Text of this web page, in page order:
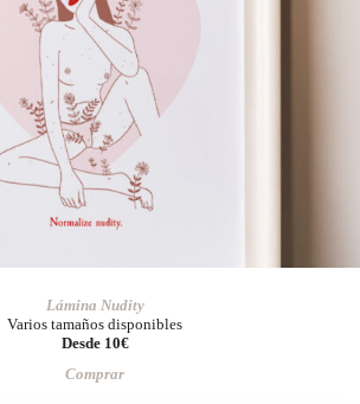
Lámina Nudity
Varios tamaños disponibles
Desde 10€
Comprar